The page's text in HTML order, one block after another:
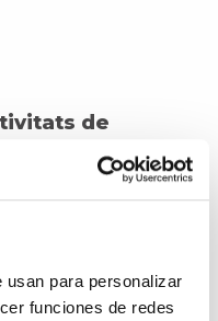
para personalizar
funciones de redes
de